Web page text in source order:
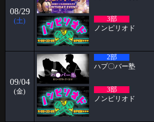
こんばんは！ お酒とハプバーを愛する女、すずです
曜日に月1回、パピヨンで飲
2026-03-09
阿部ブログ めちゃくちゃハプニングだった人
こんにちは！こんばんは！おはようございます！！
今回は長年ハプバー勤務して
2026-03-02
ケイタブログ 社員旅行✈️
ハプニングバーで働いている🦋 スタッフのケイタで
担当が回ってきたのでよ
08/29
(土)
3部
ノンピリオド
09/04
(金)
2部
ハプ〇バー塾
3部
ノンピリオド